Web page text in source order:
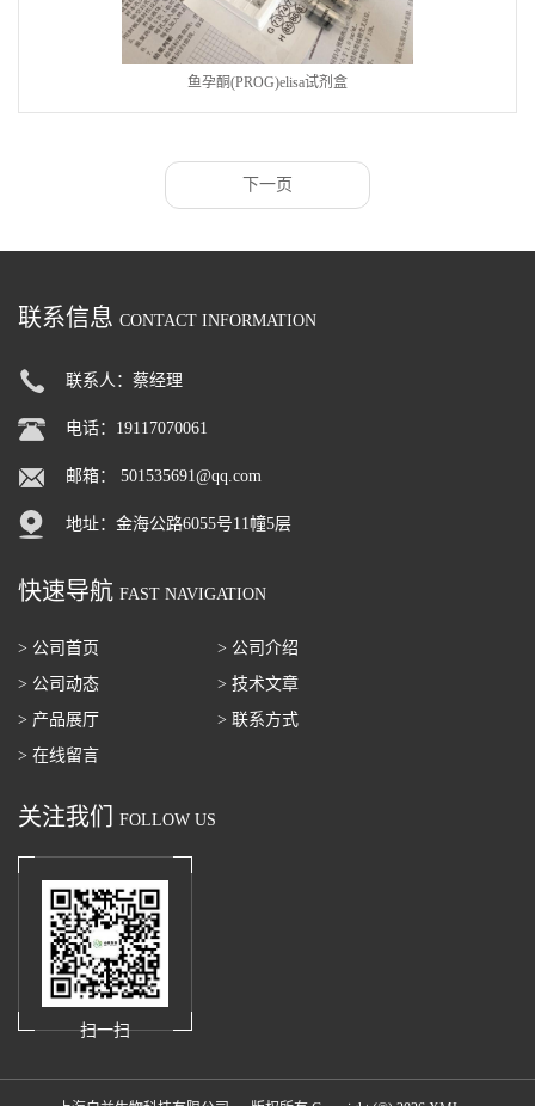
鱼孕酮(PROG)elisa试剂盒
下一页
联系信息 CONTACT INFORMATION
联系人：蔡经理
电话：19117070061
邮箱： 501535691@qq.com
地址：金海公路6055号11幢5层
快速导航 FAST NAVIGATION
> 公司首页
> 公司介绍
> 公司动态
> 技术文章
> 产品展厅
> 联系方式
> 在线留言
关注我们 FOLLOW US
扫一扫